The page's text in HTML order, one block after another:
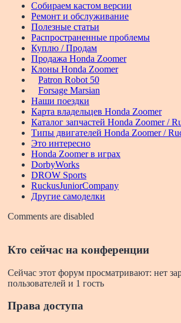
Собираем кастом версии
Ремонт и обслуживание
Полезные статьи
Распространенные проблемы
Куплю / Продам
Продажа Honda Zoomer
Клоны Honda Zoomer
Patron Robot 50
Forsage Marsian
Наши поездки
Карта владельцев Honda Zoomer
Каталог запчастей Honda Zoomer /
Типы двигателей Honda Zoomer /
Это интересно
Honda Zoomer в играх
DorbyWorks
DROW Sports
RuckusJuniorCompany
Другие самоделки
Comments are disabled
Кто сейчас на конференции
Сейчас этот форум просматривают: нет
пользователей и 1 гость
Права доступа